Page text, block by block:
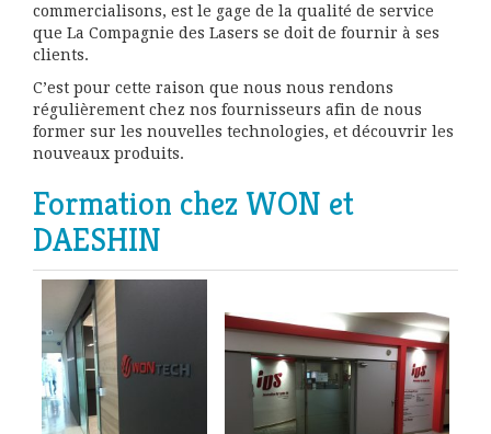
commercialisons, est le gage de la qualité de service
que La Compagnie des Lasers se doit de fournir à ses
clients.
C’est pour cette raison que nous nous rendons
régulièrement chez nos fournisseurs afin de nous
former sur les nouvelles technologies, et découvrir les
nouveaux produits.
Formation chez WON et
DAESHIN